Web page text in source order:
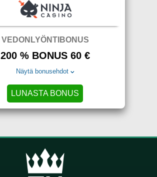
VEDONLYÖNTIBONUS
200 % BONUS 60 €
Näytä bonusehdot
LUNASTA BONUS